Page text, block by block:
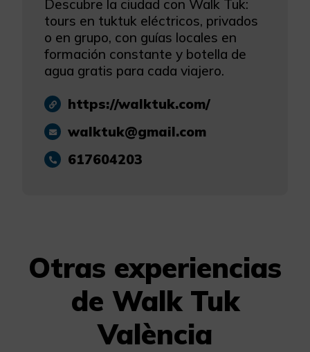
Descubre la ciudad con Walk Tuk:
tours en tuktuk eléctricos, privados
o en grupo, con guías locales en
formación constante y botella de
agua gratis para cada viajero.
https://walktuk.com/
walktuk@gmail.com
617604203
Otras experiencias
de Walk Tuk
València